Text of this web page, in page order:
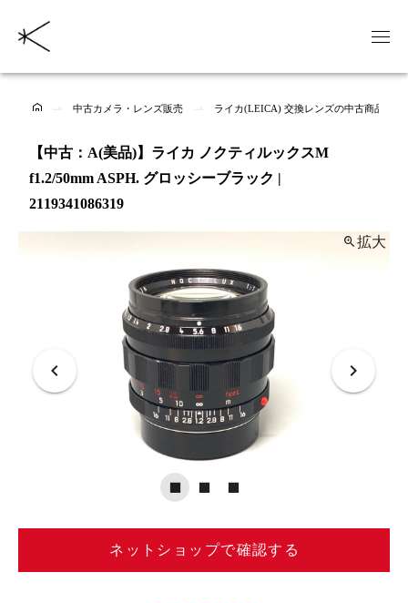
中古カメラ・レンズ販売 ライカ(LEICA) 交換レンズの中古商品一覧
【中古：A(美品)】ライカ ノクティルックスM
f1.2/50mm ASPH. グロッシーブラック |
2119341086319
拡大
ネットショップで確認する